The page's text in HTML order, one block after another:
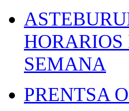
SEMANA
PRENTSA